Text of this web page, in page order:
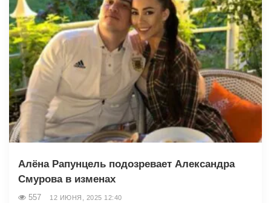
Алёна Рапунцель подозревает Александра
Смурова в изменах
557 12 ИЮНЯ, 2025 12:40